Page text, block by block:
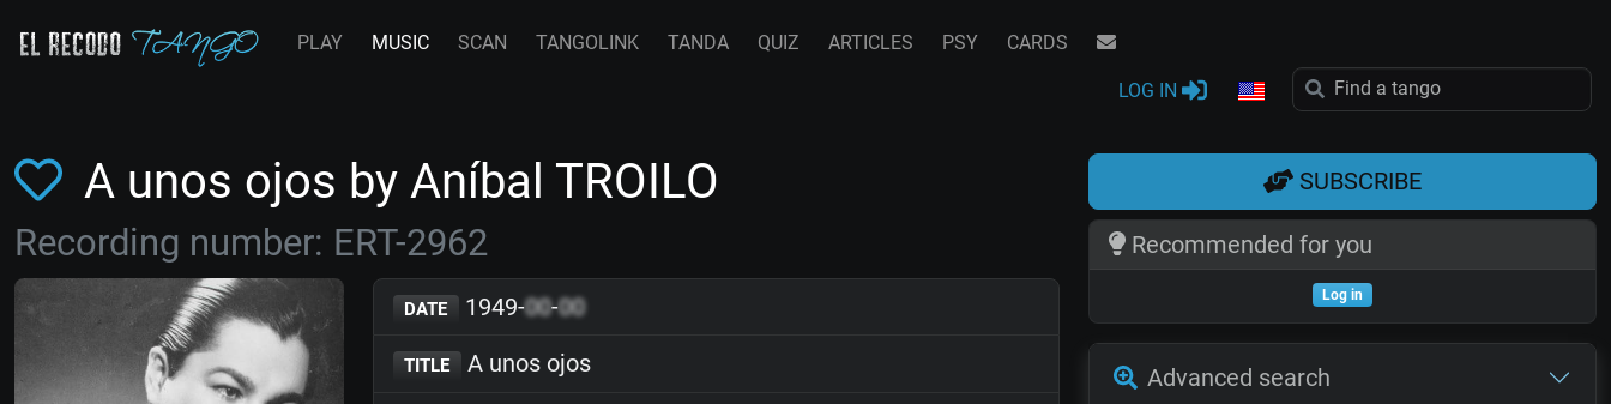
PLAY MUSIC SCAN TANGOLINK TANDA QUIZ ARTICLES PSY CARDS
LOG IN
A unos ojos by Aníbal TROILO
Recording number: ERT-2962
DATE 1949-00-00
TITLE A unos ojos
SUBSCRIBE
Recommended for you
Log in
Advanced search